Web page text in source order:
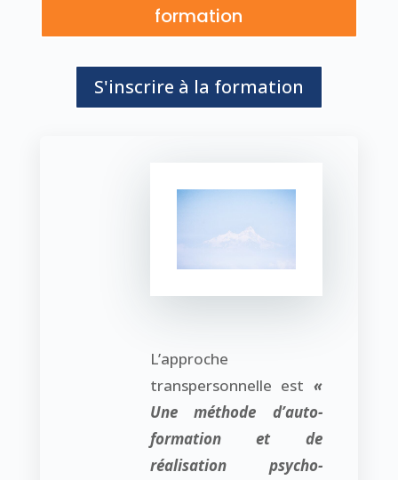
formation
S'inscrire à la formation
L’approche
transpersonnelle est «
Une méthode d’auto-
formation et de
réalisation psycho-